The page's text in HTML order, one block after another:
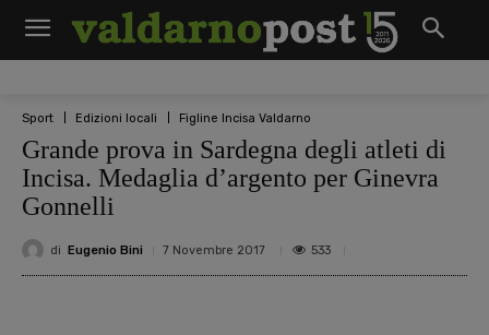
Sport Edizioni locali Figline Incisa Valdarno
Grande prova in Sardegna degli atleti di
Incisa. Medaglia d’argento per Ginevra
Gonnelli
di Eugenio Bini 7 Novembre 2017 533